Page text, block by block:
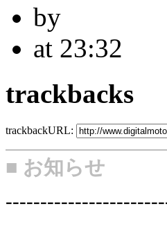
by
at 23:32
trackbacks
trackbackURL:
■ お知らせ